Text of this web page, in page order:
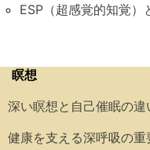
ESP（超感覚的知覚
瞑想
深い瞑想と自己催眠の違
健康を支える深呼吸の重